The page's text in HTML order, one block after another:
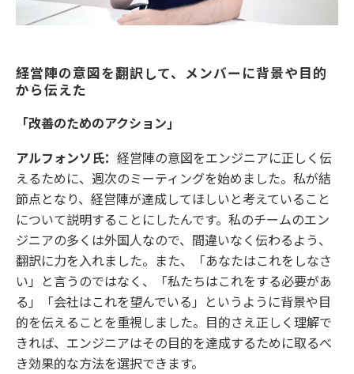
経営陣の意図を翻訳して、メンバーに背景や目的
から伝えた
「改善のためのアクション」
アルフォンソ氏： 経営陣の意図をエンジニアに正しく伝
えるために、週次のミーティングを始めました。私が結
節点となり、経営陣が達成してほしいと考えていること
について説明することにしたんです。私のチームのエン
ジニアの多くは外国人なので、間違いなく伝わるよう、
翻訳に力を入れました。また、「あなたはこれをしなさ
い」と言うのではなく、「私たちはこれをする必要があ
る」「会社はこれを望んでいる」というように背景や目
的を伝えることを重視しました。目的さえ正しく理解で
きれば、エンジニアはその目的を達成するために取るべ
き効果的な方法を選択できます。